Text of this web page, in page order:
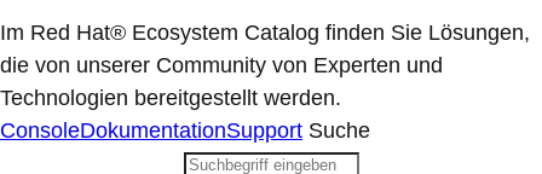
Im Red Hat® Ecosystem Catalog finden Sie Lösungen,
die von unserer Community von Experten und
Technologien bereitgestellt werden.
ConsoleDokumentationSupport Suche